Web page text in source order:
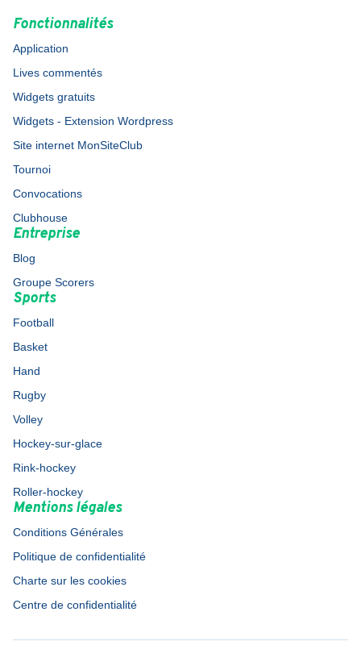
Fonctionnalités
Application
Lives commentés
Widgets gratuits
Widgets - Extension Wordpress
Site internet MonSiteClub
Tournoi
Convocations
Clubhouse
Entreprise
Blog
Groupe Scorers
Sports
Football
Basket
Hand
Rugby
Volley
Hockey-sur-glace
Rink-hockey
Roller-hockey
Mentions légales
Conditions Générales
Politique de confidentialité
Charte sur les cookies
Centre de confidentialité